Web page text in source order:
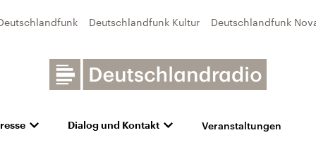
Deutschlandfunk Kultur Deutschlandfunk
Dialog und Kontakt Veranstaltungen